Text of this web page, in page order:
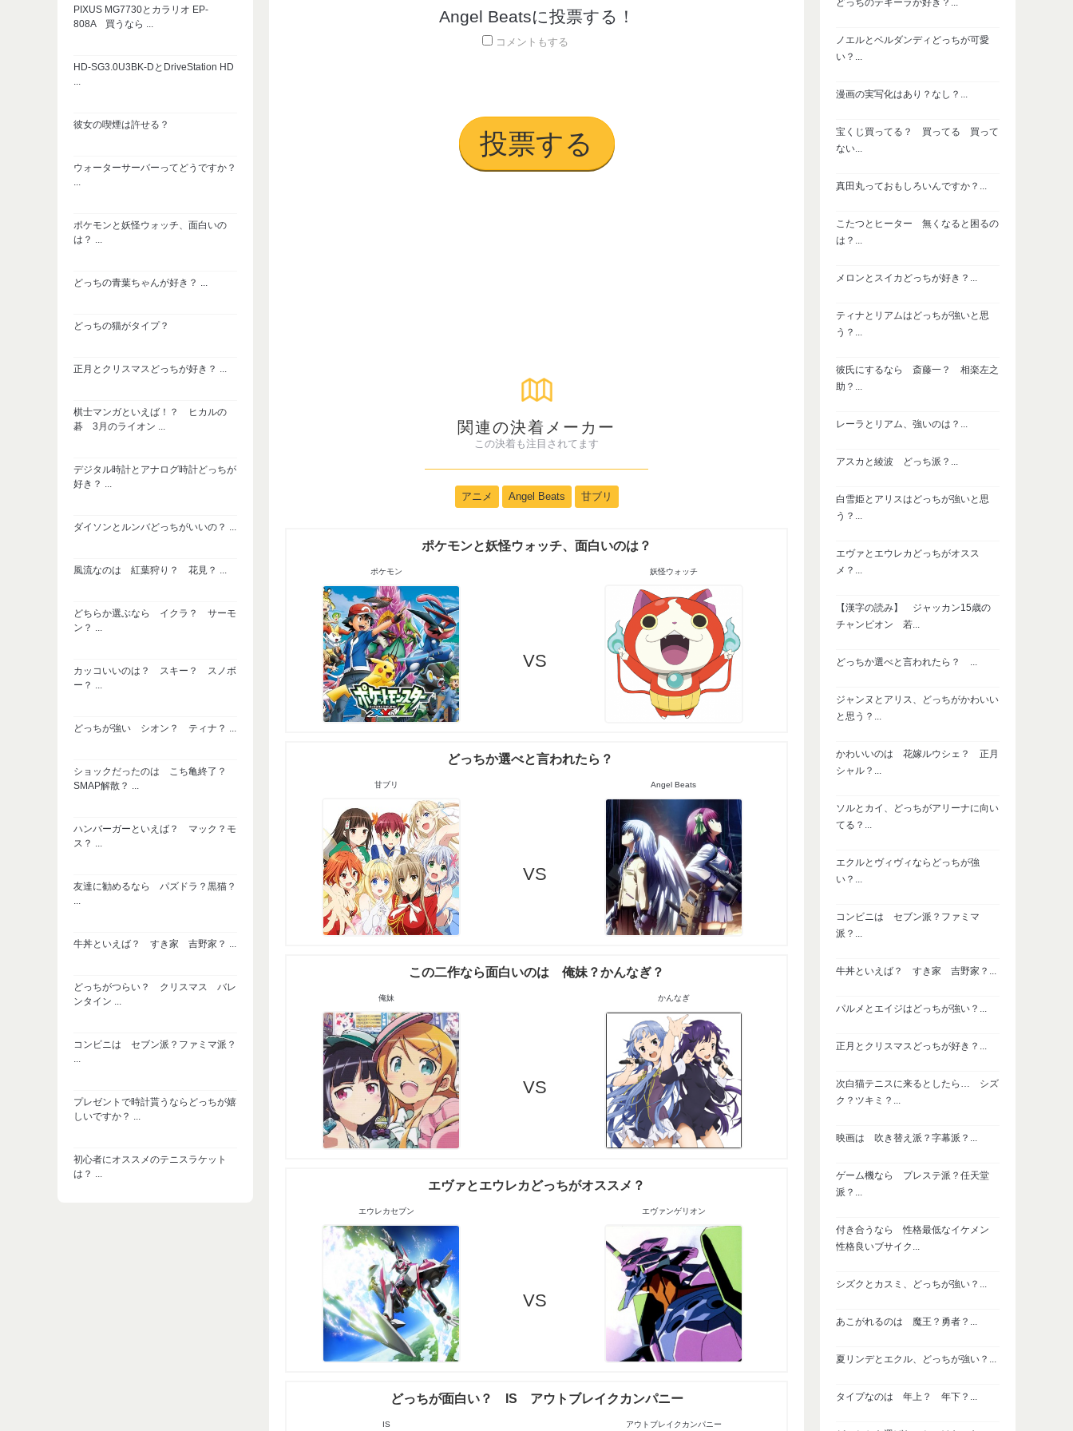
Angel Beatsに投票する！
コメントもする
関連の決着メーカー
この決着も注目されてます
アニメ Angel Beats 甘ブリ
ポケモンと妖怪ウォッチ、面白いのは？
ポケモン 妖怪ウォッチ
VS
どっちか選べと言われたら？
甘ブリ Angel Beats
VS
この二作なら面白いのは 俺妹？かんなぎ？
俺妹 かんなぎ
VS
エヴァとエウレカどっちがオススメ？
エウレカセブン エヴァンゲリオン
VS
どっちが面白い？ IS アウトブレイクカンパニー
IS アウトブレイクカンパニー
PIXUS MG7730とカラリオ EP-
808A 買うなら ...
HD-SG3.0U3BK-DとDriveStation HD
彼女の喫煙は許せる？
ウォーターサーバーってどうですか？
ポケモンと妖怪ウォッチ、面白いの
は？ ...
どっちの青葉ちゃんが好き？ ...
どっちの猫がタイプ？
正月とクリスマスどっちが好き？ ...
棋士マンガといえば！？ ヒカルの
碁 3月のライオン ...
デジタル時計とアナログ時計どっちが
好き？ ...
ダイソンとルンバどっちがいいの？ ...
風流なのは 紅葉狩り？ 花見？ ...
どちらか選ぶなら イクラ？ サーモ
ン？ ...
カッコいいのは？ スキー？ スノボ
ー？ ...
どっちが強い シオン？ ティナ？ ...
ショックだったのは こち亀終了？
SMAP解散？ ...
ハンバーガーといえば？ マック？モ
ス？ ...
友達に勧めるなら パズドラ？黒猫？
牛丼といえば？ すき家 吉野家？ ...
どっちがつらい？ クリスマス バレ
ンタイン ...
コンビニは セブン派？ファミマ派？
プレゼントで時計貰うならどっちが嬉
しいですか？ ...
初心者にオススメのテニスラケット
は？ ...
ノエルとベルダンディどっちが可愛
い？...
漫画の実写化はあり？なし？...
宝くじ買ってる？ 買ってる 買って
ない...
真田丸っておもしろいんですか？...
こたつとヒーター 無くなると困るの
は？...
メロンとスイカどっちが好き？...
ティナとリアムはどっちが強いと思
う？...
彼氏にするなら 斎藤一？ 相楽左之
助？...
レーラとリアム、強いのは？...
アスカと綾波 どっち派？...
白雪姫とアリスはどっちが強いと思
う？...
エヴァとエウレカどっちがオスス
メ？...
【漢字の読み】 ジャッカン15歳の
チャンピオン 若...
どっちか選べと言われたら？ ...
ジャンヌとアリス、どっちがかわいい
と思う？...
かわいいのは 花嫁ルウシェ？ 正月
シャル？...
ソルとカイ、どっちがアリーナに向い
てる？...
エクルとヴィヴィならどっちが強
い？...
コンビニは セブン派？ファミマ
派？...
牛丼といえば？ すき家 吉野家？...
パルメとエイジはどっちが強い？...
正月とクリスマスどっちが好き？...
次白猫テニスに来るとしたら… シズ
ク？ツキミ？...
映画は 吹き替え派？字幕派？...
ゲーム機なら プレステ派？任天堂
派？...
付き合うなら 性格最低なイケメン
性格良いブサイク...
シズクとカスミ、どっちが強い？...
あこがれるのは 魔王？勇者？...
夏リンデとエクル、どっちが強い？...
タイプなのは 年上？ 年下？...